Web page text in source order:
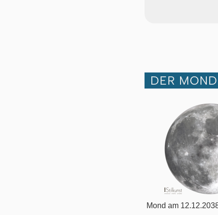
DER
Mond am